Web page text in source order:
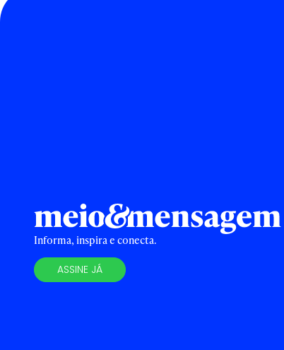
Informa, inspira e conecta.
ASSINE JÁ